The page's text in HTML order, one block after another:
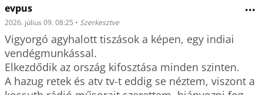
evpus •••
2026. július 09. 08:25 • Szerkesztve
Vigyorgó agyhalott tiszások a képen, egy indiai
vendégmunkással.
Elkezdődik az ország kifosztása minden szinten.
A hazug retek és atv tv-t eddig se néztem, viszont a